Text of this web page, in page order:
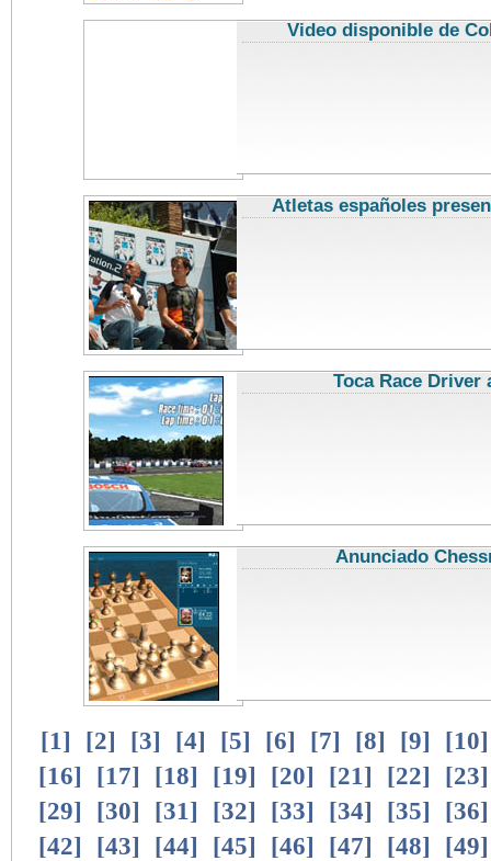
Video disponible de
Atletas españoles
Toca Race Driver
Anunciado
[1] [2] [3] [4] [5] [6] [7] [8] [9] [10
[16] [17] [18] [19] [20] [21] [22] [23
[29] [30] [31] [32] [33] [34] [35] [36
[42] [43] [44] [45] [46] [47] [48] [49